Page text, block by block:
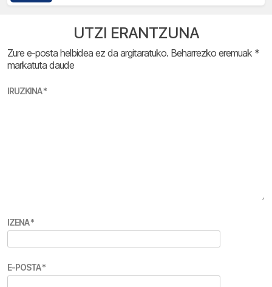
UTZI ERANTZUNA
Zure e-posta helbidea ez da argitaratuko. Beharrezko eremuak *
markatuta daude
IRUZKINA*
IZENA*
E-POSTA*